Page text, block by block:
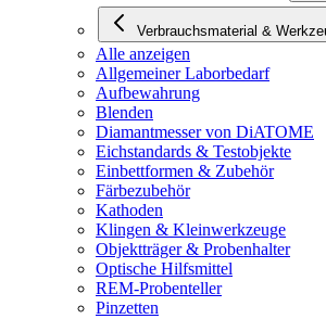
Verbrauchsmaterial &
Alle anzeigen
Allgemeiner Laborbedarf
Aufbewahrung
Blenden
Diamantmesser von DiATOME
Eichstandards & Testobjekte
Einbettformen & Zubehör
Färbezubehör
Kathoden
Klingen & Kleinwerkzeuge
Objektträger & Probenhalter
Optische Hilfsmittel
REM-Probenteller
Pinzetten